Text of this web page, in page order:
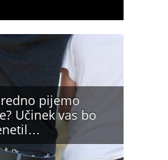
pijemo
Učinek vas bo